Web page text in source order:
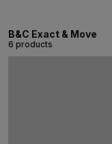
B&C Exact & Move
6 products